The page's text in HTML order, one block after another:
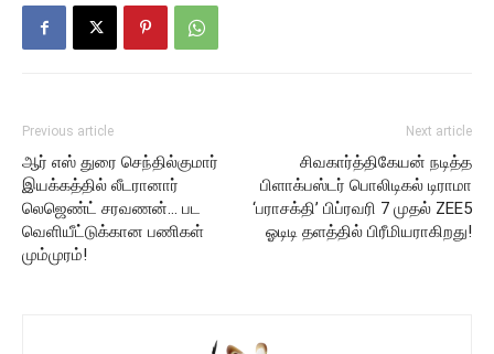
Previous article
ஆர் எஸ் துரை செந்தில்குமார்
இயக்கத்தில் லீடரானார்
லெஜெண்ட் சரவணன்… பட
வெளியீட்டுக்கான பணிகள்
மும்முரம்!
Next article
சிவகார்த்திகேயன் நடித்த
பிளாக்பஸ்டர் பொலிடிகல் டிராமா
‘பராசக்தி’ பிப்ரவரி 7 முதல் ZEE5
ஓடிடி தளத்தில் பிரீமியராகிறது!